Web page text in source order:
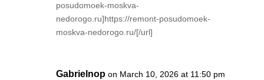
posudomoek-moskva-
nedorogo.ru]https://remont-posudomoek-
moskva-nedorogo.ru/[/url]
Gabrielnop on March 10, 2026 at 11:50 pm